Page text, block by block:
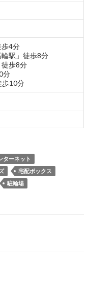
4分
駅」徒歩8分
歩8分
分
歩10分
ターネット
宅配ボックス
駐輪場